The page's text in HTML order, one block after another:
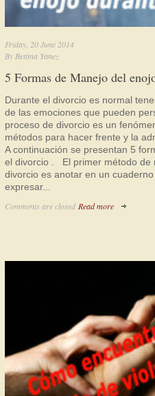
Friday, 20 June 2014
By Bettina Yanez
5 Formas de Manejo del
Durante el divorcio es normal
de las emociones que pueden
proceso de divorcio es un
métodos para hacer frente y la
A continuación se presentan 5
el divorcio . El primer método de
divorcio es anotar en un
expresar...
Comments are closed Read more